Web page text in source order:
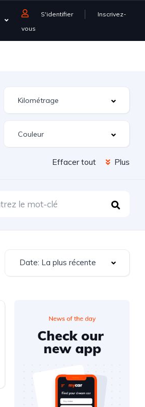
S'identifier
Inscrivez-
vous
Effacer tout Plus
Date: La plus récente